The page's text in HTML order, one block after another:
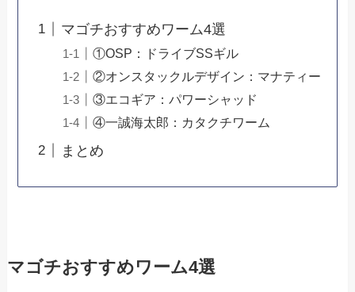
マゴチおすすめワーム4選
①OSP：ドライブSSギル
②オンスタックルデザイン：マナティー
③エコギア：パワーシャッド
④一誠海太郎：カタクチワーム
まとめ
マゴチおすすめワーム4選